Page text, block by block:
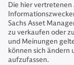
Die hier vertretenen
Sachs Asset
zu verkaufen oder
und Meinungen
können sich ändern
aufzufassen.